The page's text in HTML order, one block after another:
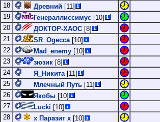
18
Древний [11]
19
Генераллиссимус [10]
20
ДОКТОР-ХАОС [8]
21
SR_Ogecca[10]
22
Mad_enemy [10]
23
зюзик [8]
24
Я_Никита[11]
25
Млечный Путь [11]
26
Якобы [10]
27
Lucki [10]
28
х Паразит х [10]